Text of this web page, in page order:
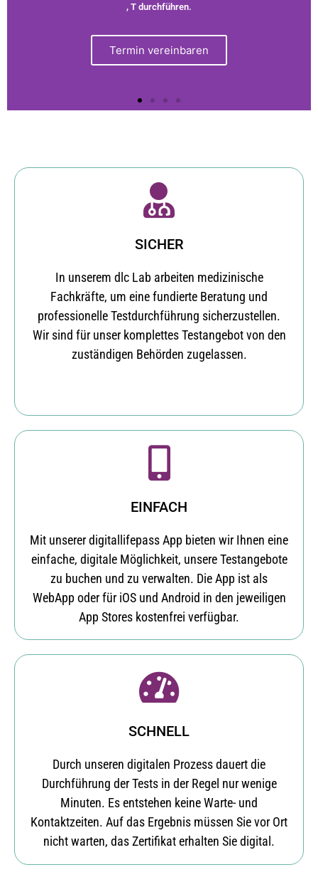
SICHER
In unserem dlc Lab arbeiten medizinische
Fachkräfte, um eine fundierte Beratung und
professionelle Testdurchführung sicherzustellen.
Wir sind für unser komplettes Testangebot von den
zuständigen Behörden zugelassen.
EINFACH
Mit unserer digitallifepass App bieten wir Ihnen eine
einfache, digitale Möglichkeit, unsere Testangebote
zu buchen und zu verwalten. Die App ist als
WebApp oder für iOS und Android in den jeweiligen
App Stores kostenfrei verfügbar.
SCHNELL
Durch unseren digitalen Prozess dauert die
Durchführung der Tests in der Regel nur wenige
Minuten. Es entstehen keine Warte- und
Kontaktzeiten. Auf das Ergebnis müssen Sie vor Ort
nicht warten, das Zertifikat erhalten Sie digital.